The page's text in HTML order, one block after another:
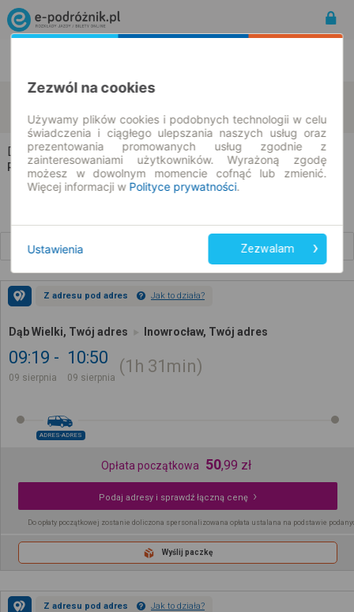
09.08.2026 | -- : --
Dąb Wielki → Inowrocław
Rozkład jazdy i bilety
Z adresu pod adres Jak to działa?
Dąb Wielki, Twój adres Inowrocław, Twój adres
09:19
09 sierpnia
10:50
09 sierpnia
1h 31min
ADRES-ADRES
Opłata początkowa 50,99 zł
Podaj adresy i sprawdź łączną cenę
Do opłaty początkowej zostanie doliczona spersonalizowana opłata ustalana na podstawie
Wyślij paczkę
Z adresu pod adres Jak to działa?
Zezwól na cookies
Używamy plików cookies i podobnych technologii w celu
świadczenia i ciągłego ulepszania naszych usług oraz
prezentowania promowanych usług zgodnie z
zainteresowaniami użytkowników. Wyrażoną zgodę
możesz w dowolnym momencie cofnąć lub zmienić.
Więcej informacji w Polityce prywatności.
Ustawienia Zezwalam